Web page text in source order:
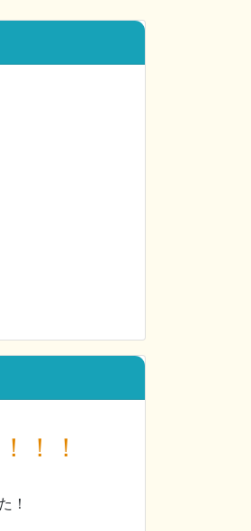
！！
！